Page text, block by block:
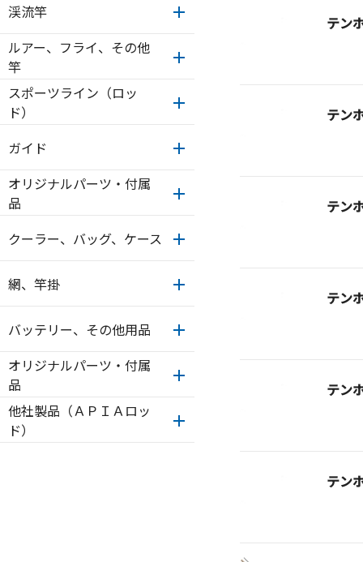
渓流竿
ルアー、フライ、その他
竿
スポーツライン（ロッ
ド）
ガイド
オリジナルパーツ・付属
品
クーラー、バッグ、ケース
網、竿掛
バッテリー、その他用品
オリジナルパーツ・付属
品
他社製品（ＡＰＩＡロッ
ド）
テン
テン
テン
テン
テン
テン